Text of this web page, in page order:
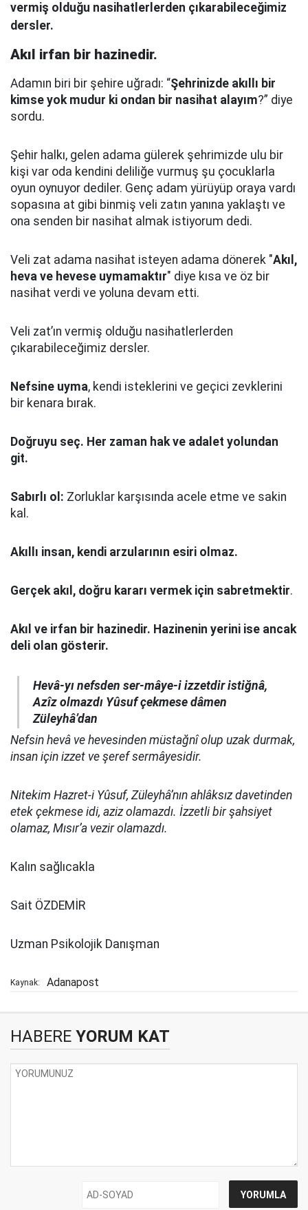
vermiş olduğu nasihatlerlerden çıkarabileceğimiz
dersler.
Akıl irfan bir hazinedir.
Adamın biri bir şehire uğradı: “Şehrinizde akıllı bir
kimse yok mudur ki ondan bir nasihat alayım?” diye
sordu.
Şehir halkı, gelen adama gülerek şehrimizde ulu bir
kişi var oda kendini deliliğe vurmuş şu çocuklarla
oyun oynuyor dediler. Genç adam yürüyüp oraya vardı
sopasına at gibi binmiş veli zatın yanına yaklaştı ve
ona senden bir nasihat almak istiyorum dedi.
Veli zat adama nasihat isteyen adama dönerek "Akıl,
heva ve hevese uymamaktır" diye kısa ve öz bir
nasihat verdi ve yoluna devam etti.
Veli zat’ın vermiş olduğu nasihatlerlerden
çıkarabileceğimiz dersler.
Nefsine uyma, kendi isteklerini ve geçici zevklerini
bir kenara bırak.
Doğruyu seç. Her zaman hak ve adalet yolundan
git.
Sabırlı ol: Zorluklar karşısında acele etme ve sakin
kal.
Akıllı insan, kendi arzularının esiri olmaz.
Gerçek akıl, doğru kararı vermek için sabretmektir.
Akıl ve irfan bir hazinedir. Hazinenin yerini ise ancak
deli olan gösterir.
Hevâ-yı nefsden ser-mâye-i izzetdir istiğnâ,
Azîz olmazdı Yûsuf çekmese dâmen
Züleyhâ’dan
Nefsin hevâ ve hevesinden müstağnî olup uzak durmak,
insan için izzet ve şeref sermâyesidir.
Nitekim Hazret-i Yûsuf, Züleyhâ’nın ahlâksız davetinden
etek çekmese idi, aziz olamazdı. İzzetli bir şahsiyet
olamaz, Mısır’a vezir olamazdı.
Kalın sağlıcakla
Sait ÖZDEMİR
Uzman Psikolojik Danışman
Kaynak: Adanapost
HABERE YORUM KAT